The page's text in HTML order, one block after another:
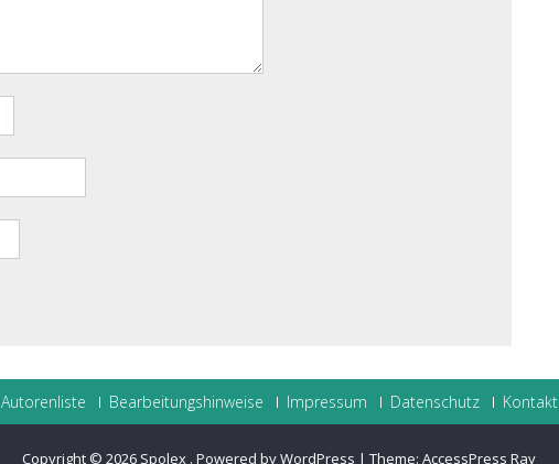
Autorenliste Bearbeitungshinweise Impressum Datenschutz Kontakt
Copyright © 2026 Spolex . Powered by WordPress | Theme: AccessPress Ray